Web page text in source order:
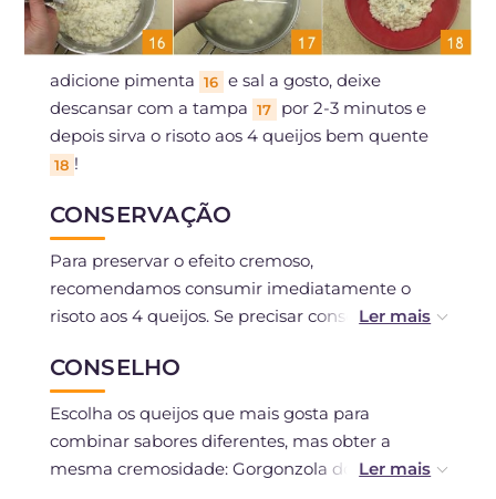
adicione pimenta 16 e sal a gosto, deixe
descansar com a tampa 17
por 2-3 minutos e
depois sirva o risoto aos 4 queijos bem quente
18 !
CONSERVAÇÃO
Para preservar o efeito cremoso,
recomendamos consumir imediatamente o
risoto aos 4 queijos. Se precisar conservá-lo,
geladeira por 1 dia e depois aquecê-lo conforme
necessário. Ou você pode transformá-lo em
deliciosos bolinhos ou fazer um timbale.
CONSELHO
Escolha os queijos que mais gosta para
combinar sabores diferentes, mas obter a
mesma cremosidade: Gorgonzola doce, Azul de